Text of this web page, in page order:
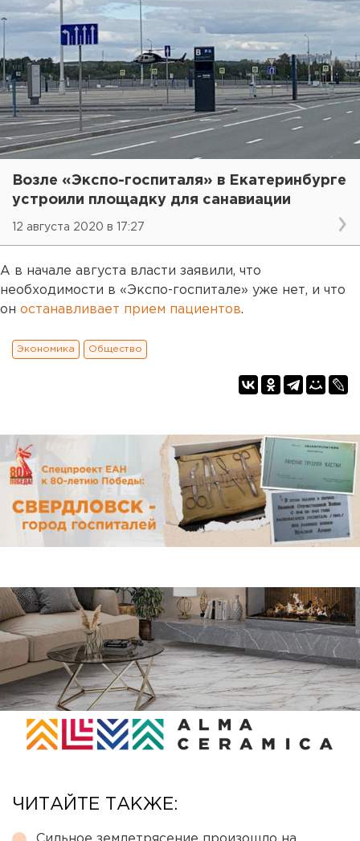
Возле «Экспо-госпиталя» в Екатеринбурге
устроили площадку для санавиации
12 августа 2020 в 17:27
А в начале августа власти заявили, что
необходимости в «Экспо-госпитале» уже нет, и что
он останавливает прием пациентов.
Экономика Общество
ЧИТАЙТЕ ТАКЖЕ: